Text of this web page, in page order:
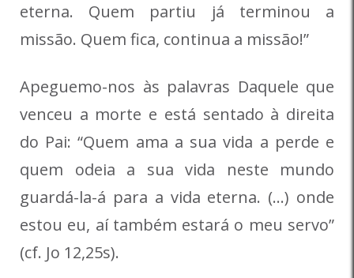
eterna. Quem partiu já terminou a
missão. Quem fica, continua a missão!”
Apeguemo-nos às palavras Daquele que
venceu a morte e está sentado à direita
do Pai: “Quem ama a sua vida a perde e
quem odeia a sua vida neste mundo
guardá-la-á para a vida eterna. (…) onde
estou eu, aí também estará o meu servo”
(cf. Jo 12,25s).